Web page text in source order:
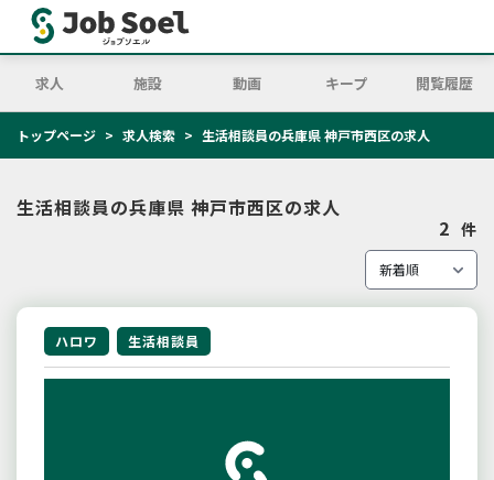
求人 施設 動画 キープ 閲覧履歴
トップページ 求人検索 生活相談員の兵庫県 神戸市西区の求人
生活相談員の兵庫県 神戸市西区の求人
2 件
ハロワ 生活相談員